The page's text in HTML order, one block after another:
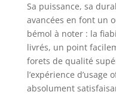
Sa puissance, sa
avancées en font un
bémol à noter : la
livrés, un point
forets de qualité
l’expérience
absolument